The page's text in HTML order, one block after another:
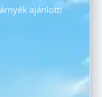
ajánlott!